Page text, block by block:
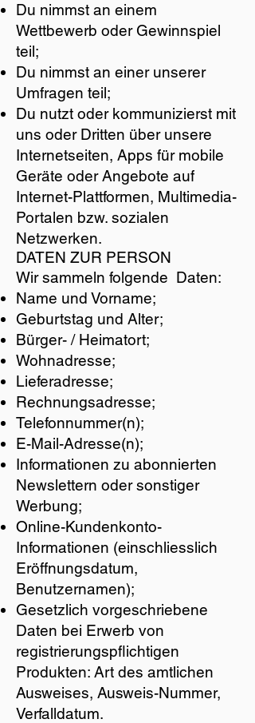
Du nimmst an einem
Wettbewerb oder Gewinnspiel
teil;
Du nimmst an einer unserer
Umfragen teil;
Du nutzt oder kommunizierst mit
uns oder Dritten über unsere
Internetseiten, Apps für mobile
Geräte oder Angebote auf
Internet-Plattformen, Multimedia-
Portalen bzw. sozialen
Netzwerken.
DATEN ZUR PERSON
Wir sammeln folgende Daten:
Name und Vorname;
Geburtstag und Alter;
Bürger- / Heimatort;
Wohnadresse;
Lieferadresse;
Rechnungsadresse;
Telefonnummer(n);
E-Mail-Adresse(n);
Informationen zu abonnierten
Newslettern oder sonstiger
Werbung;
Online-Kundenkonto-
Informationen (einschliesslich
Eröffnungsdatum,
Benutzernamen);
Gesetzlich vorgeschriebene
Daten bei Erwerb von
registrierungspflichtigen
Produkten: Art des amtlichen
Ausweises, Ausweis-Nummer,
Verfalldatum.